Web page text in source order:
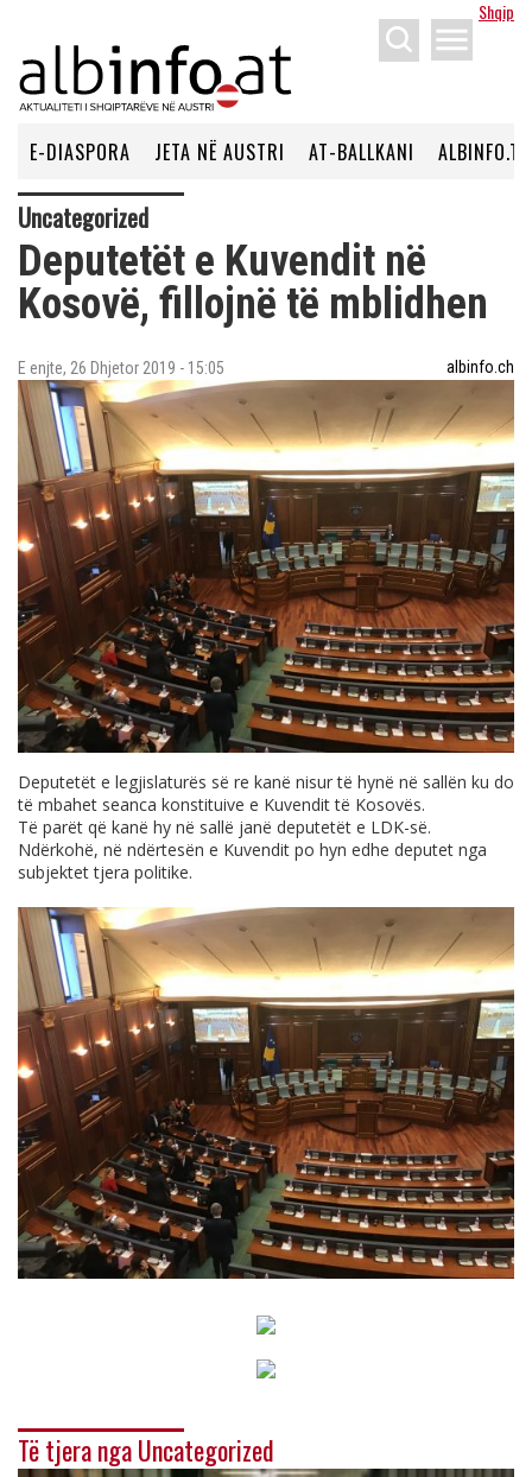
Shqip
menu
E-DIASPORA JETA NË AUSTRI AT-BALLKANI ALBINFO.TV
Uncategorized
Deputetët e Kuvendit në
Kosovë, fillojnë të mblidhen
E enjte, 26 Dhjetor 2019 - 15:05 albinfo.ch
Deputetët e legjislaturës së re kanë nisur të hynë në sallën ku do
të mbahet seanca konstituive e Kuvendit të Kosovës.
Të parët që kanë hy në sallë janë deputetët e LDK-së.
Ndërkohë, në ndërtesën e Kuvendit po hyn edhe deputet nga
subjektet tjera politike.
Të tjera nga Uncategorized